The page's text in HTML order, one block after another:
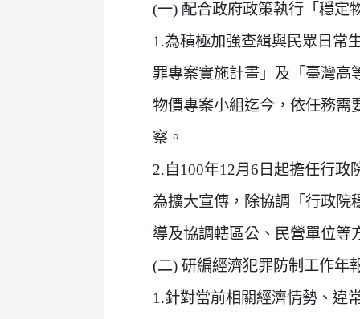
(一) 配合政府政策執行「穩定
1.為積極加強查緝與民眾日常
罪專案實施計畫」及「臺灣高
物價專案小組迄今，依任務需
察。
2.自100年12月6日起擔任行政
為擴大宣傳，除協調「行政院
導及協調轄區公、民營單位等
(二) 研編經濟犯罪防制工作年
1.針對當前相關經濟情勢、違